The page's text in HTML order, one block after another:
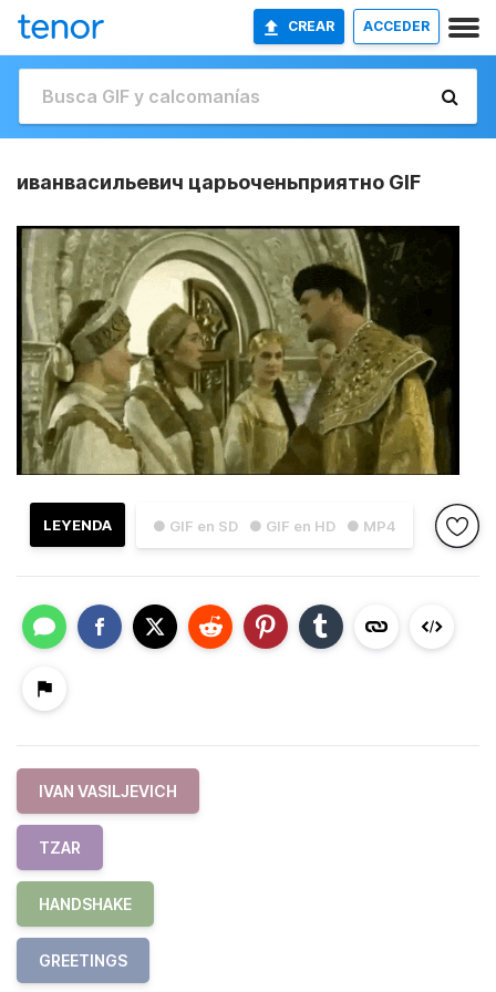
CREAR ACCEDER
иванвасильевич царьоченьприятно GIF
● GIF en SD ● GIF en HD ● MP4
LEYENDA
IVAN VASILJEVICH
TZAR
HANDSHAKE
GREETINGS